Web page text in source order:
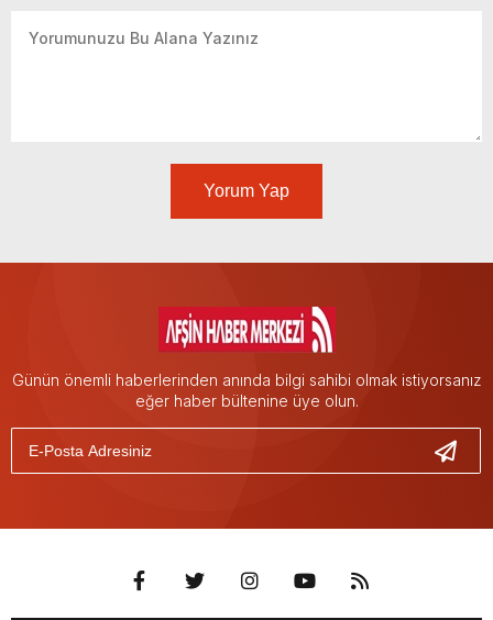
Yorum Yap
Günün önemli haberlerinden anında bilgi sahibi olmak istiyorsanız
eğer haber bültenine üye olun.